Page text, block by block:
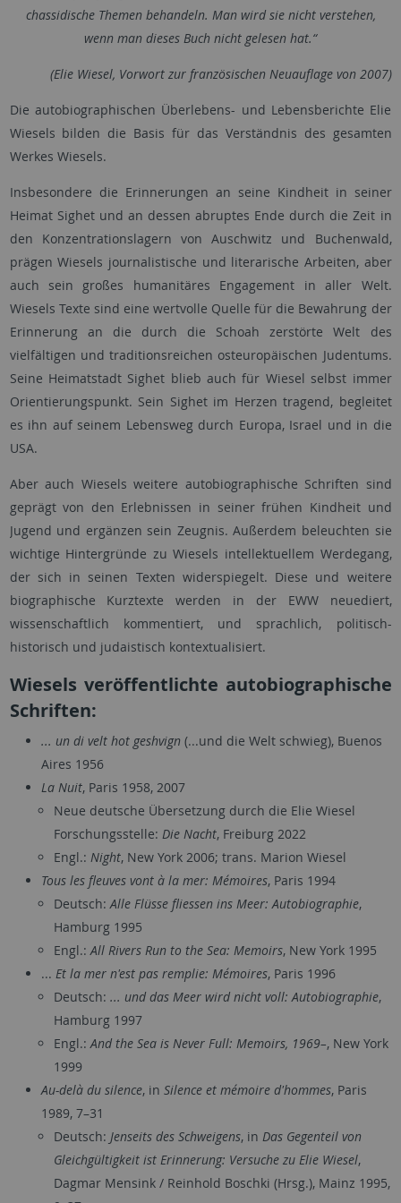
chassidische Themen behandeln. Man wird sie nicht verstehen,
wenn man dieses Buch nicht gelesen hat.“
(Elie Wiesel, Vorwort zur französischen Neuauflage von 2007)
Die autobiographischen Überlebens- und Lebensberichte Elie
Wiesels bilden die Basis für das Verständnis des gesamten
Werkes Wiesels.
Insbesondere die Erinnerungen an seine Kindheit in seiner
Heimat Sighet und an dessen abruptes Ende durch die Zeit in
den Konzentrationslagern von Auschwitz und Buchenwald,
prägen Wiesels journalistische und literarische Arbeiten, aber
auch sein großes humanitäres Engagement in aller Welt.
Wiesels Texte sind eine wertvolle Quelle für die Bewahrung der
Erinnerung an die durch die Schoah zerstörte Welt des
vielfältigen und traditionsreichen osteuropäischen Judentums.
Seine Heimatstadt Sighet blieb auch für Wiesel selbst immer
Orientierungspunkt. Sein Sighet im Herzen tragend, begleitet
es ihn auf seinem Lebensweg durch Europa, Israel und in die
USA.
Aber auch Wiesels weitere autobiographische Schriften sind
geprägt von den Erlebnissen in seiner frühen Kindheit und
Jugend und ergänzen sein Zeugnis. Außerdem beleuchten sie
wichtige Hintergründe zu Wiesels intellektuellem Werdegang,
der sich in seinen Texten widerspiegelt. Diese und weitere
biographische Kurztexte werden in der EWW neuediert,
wissenschaftlich kommentiert, und sprachlich, politisch-
historisch und judaistisch kontextualisiert.
Wiesels veröffentlichte autobiographische
Schriften:
... un di velt hot geshvign (...und die Welt schwieg), Buenos
Aires 1956
La Nuit, Paris 1958, 2007
Neue deutsche Übersetzung durch die Elie Wiesel
Forschungsstelle: Die Nacht, Freiburg 2022
Engl.: Night, New York 2006; trans. Marion Wiesel
Tous les fleuves vont à la mer: Mémoires, Paris 1994
Deutsch: Alle Flüsse fliessen ins Meer: Autobiographie,
Hamburg 1995
Engl.: All Rivers Run to the Sea: Memoirs, New York 1995
... Et la mer n'est pas remplie: Mémoires, Paris 1996
Deutsch: ... und das Meer wird nicht voll: Autobiographie,
Hamburg 1997
Engl.: And the Sea is Never Full: Memoirs, 1969–, New York
1999
Au-delà du silence, in Silence et mémoire d'hommes, Paris
1989, 7–31
Deutsch: Jenseits des Schweigens, in Das Gegenteil von
Gleichgültigkeit ist Erinnerung: Versuche zu Elie Wiesel,
Dagmar Mensink / Reinhold Boschki (Hrsg.), Mainz 1995,